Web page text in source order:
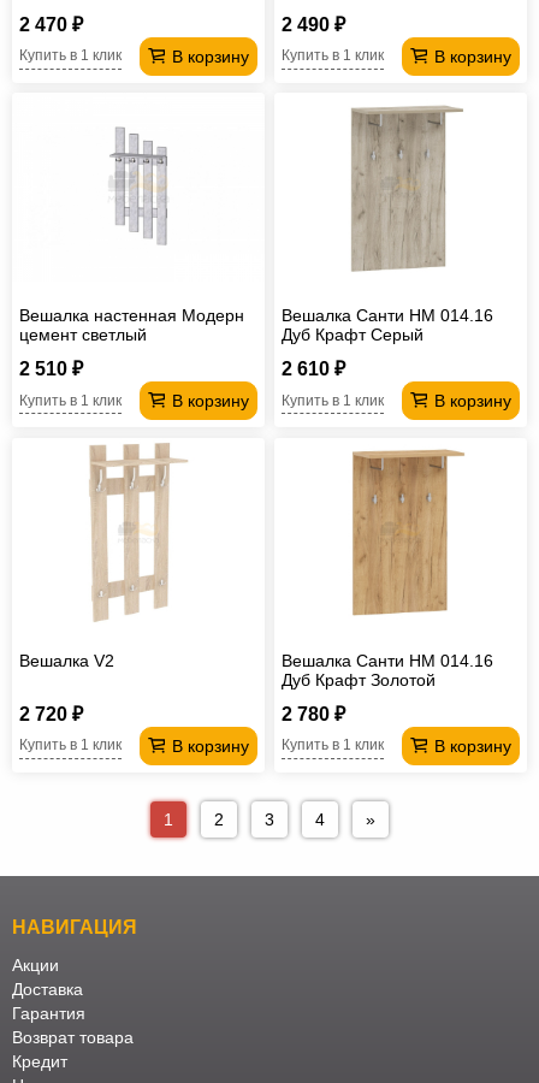
2 470 ₽
В корзину
Купить в 1 клик
2 490 ₽
В корзину
Купить в 1 клик
Вешалка настенная Модерн
цемент светлый
2 510 ₽
В корзину
Купить в 1 клик
Вешалка Санти НМ 014.16
Дуб Крафт Серый
2 610 ₽
В корзину
Купить в 1 клик
Вешалка V2
2 720 ₽
В корзину
Купить в 1 клик
Вешалка Санти НМ 014.16
Дуб Крафт Золотой
2 780 ₽
В корзину
Купить в 1 клик
1 2 3 4 »
НАВИГАЦИЯ
Акции
Доставка
Гарантия
Возврат товара
Кредит